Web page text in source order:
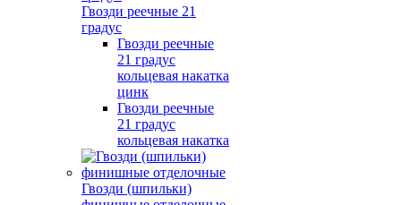
Гвозди реечные 21
градус
Гвозди реечные
21 градус
кольцевая накатка
цинк
Гвозди реечные
21 градус
кольцевая накатка
Гвозди (шпильки)